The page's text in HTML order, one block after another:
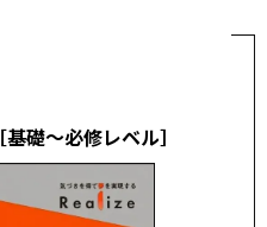
礎～必修レベル］